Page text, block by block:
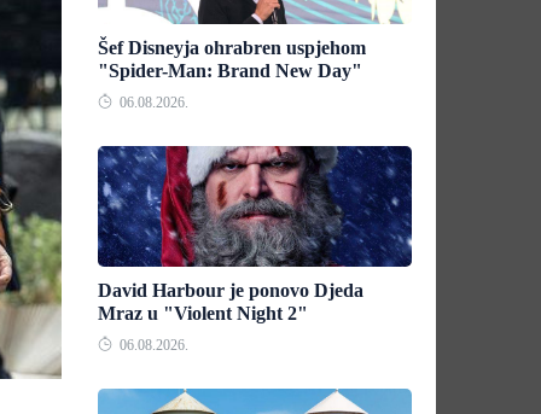
Šef Disneyja ohrabren uspjehom
"Spider-Man: Brand New Day"
06.08.2026.
David Harbour je ponovo Djeda
Mraz u "Violent Night 2"
06.08.2026.